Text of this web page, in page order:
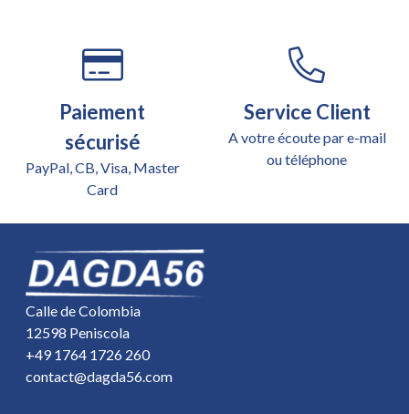
Paiement
sécurisé
PayPal, CB, Visa, Master
Card
Service Client
A votre écoute par e-mail
ou téléphone
Calle de Colombia
12598 Peniscola
+49 1764 1726 260
contact@dagda56.com